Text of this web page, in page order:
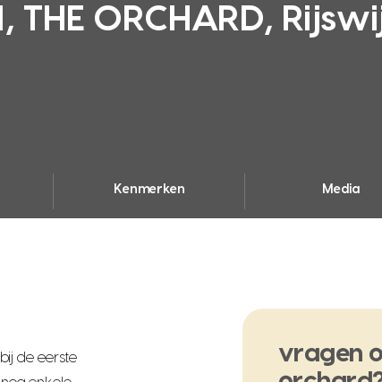
ORCHARD,
Kenmerken Media
de eerste
vragen